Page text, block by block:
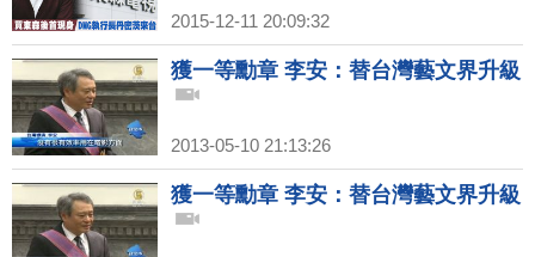
2015-12-11 20:09:32
獲一等勳章 李安：替台灣藝文界升級
2013-05-10 21:13:26
獲一等勳章 李安：替台灣藝文界升級